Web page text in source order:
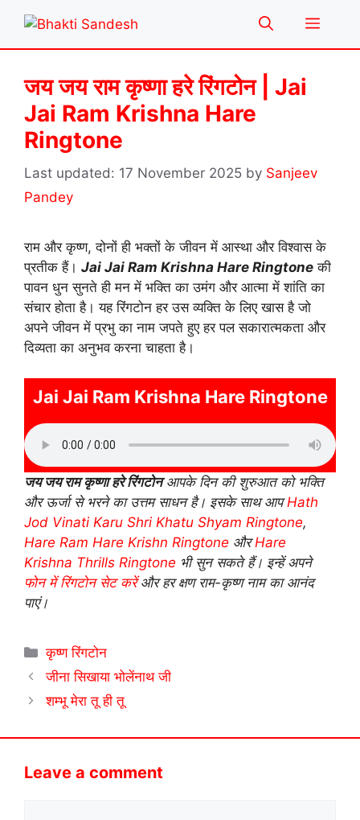
content
Menu
जय जय राम कृष्णा हरे रिंगटोन | Jai
Jai Ram Krishna Hare
Ringtone
17 November 2025 by Sanjeev
Pandey
राम और कृष्ण, दोनों ही भक्तों के जीवन में आस्था और विश्वास के
प्रतीक हैं। Jai Jai Ram Krishna Hare Ringtone की
पावन धुन सुनते ही मन में भक्ति का उमंग और आत्मा में शांति का
संचार होता है। यह रिंगटोन हर उस व्यक्ति के लिए खास है जो
अपने जीवन में प्रभु का नाम जपते हुए हर पल सकारात्मकता और
दिव्यता का अनुभव करना चाहता है।
Jai Jai Ram Krishna Hare Ringtone
जय जय राम कृष्णा हरे रिंगटोनआपके दिन की शुरुआत को भक्ति
और ऊर्जा से भरने का उत्तम साधन है। इसके साथ आपHath
Jod Vinati Karu Shri Khatu Shyam Ringtone,
Hare Ram Hare Krishn Ringtone औरHare
Krishna Thrills Ringtone भी सुन सकते हैं। इन्हें अपने
फोन में रिंगटोन सेट करेंऔर हर क्षण राम-कृष्ण नाम का आनंद
पाएं।
Categories
कृष्ण रिंगटोन
जीना सिखाया भोलेंनाथ जी
शम्भू मेरा तू ही तू
Leave a comment